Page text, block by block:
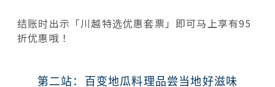
结账时出示「川越特选优惠套票」即可马上享有95
折优惠哦！
第二站：百变地瓜料理品尝当地好滋味